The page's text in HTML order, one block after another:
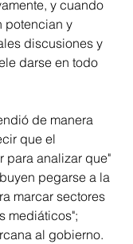
y cuando
potencian y
discusiones y
darse en todo
de manera
que el
para analizar que"
pegarse a la
marcar sectores
mediáticos";
al gobierno.